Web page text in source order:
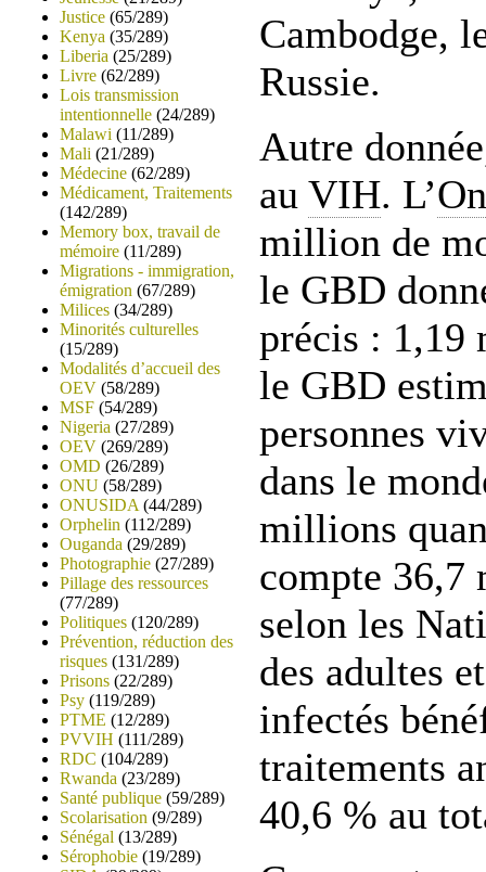
Justice (65/289)
Kenya (35/289)
Liberia (25/289)
Livre (62/289)
Lois transmission
intentionnelle (24/289)
Malawi (11/289)
Mali (21/289)
Médecine (62/289)
Médicament, Traitements
(142/289)
Memory box, travail de
mémoire (11/289)
Migrations - immigration,
émigration (67/289)
Milices (34/289)
Minorités culturelles
(15/289)
Modalités d’accueil des
OEV (58/289)
MSF (54/289)
Nigeria (27/289)
OEV (269/289)
OMD (26/289)
ONU (58/289)
ONUSIDA (44/289)
Orphelin (112/289)
Ouganda (29/289)
Photographie (27/289)
Pillage des ressources
(77/289)
Politiques (120/289)
Prévention, réduction des
risques (131/289)
Prisons (22/289)
Psy (119/289)
PTME (12/289)
PVVIH (111/289)
RDC (104/289)
Rwanda (23/289)
Santé publique (59/289)
Scolarisation (9/289)
Sénégal (13/289)
Sérophobie (19/289)
Cambodge,
Russie.
Autre
au VIH. L’
million de
le GBD
précis : 1,19
le GBD
personnes
dans le
millions
compte
selon les
des adultes
infectés
traitements
40,6 % au